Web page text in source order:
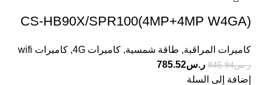
CS-HB90X/SPR100(4MP+4MP W4GA)
كاميرات المراقبة, طاقة شمسية, كاميرات 4G , كاميرات wifi
ر.س845.94 ر.س785.52
إضافة إلى السلة